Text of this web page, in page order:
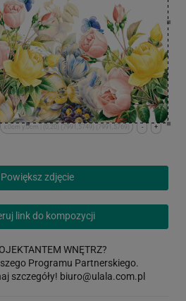
+
-
x:0cm y:0cm | (0,20) (7991,5749) (7991,5769)
Powiększ zdjęcie
link do kompozycji
WNĘTRZ?
Programu Partnerskiego.
szczegóły! biuro@ulala.com.pl